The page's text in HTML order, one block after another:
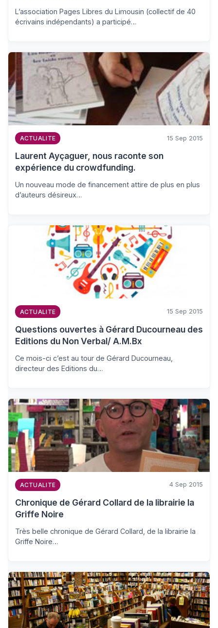
L’association Pages Libres du Limousin (collectif de 40
écrivains indépendants) a participé…
ACTUALITE 15 Sep 2015
Laurent Ayçaguer, nous raconte son
expérience du crowdfunding.
Un nouveau mode de financement attire de plus en plus
d’auteurs désireux…
ACTUALITE 15 Sep 2015
Questions ouvertes à Gérard Ducourneau des
Editions du Non Verbal/ A.M.Bx
Ce mois-ci c’est au tour de Gérard Ducourneau,
directeur des Editions du…
ACTUALITE 4 Sep 2015
Chronique de Gérard Collard de la librairie la
Griffe Noire
Très belle chronique de Gérard Collard, de la librairie la
Griffe Noire…